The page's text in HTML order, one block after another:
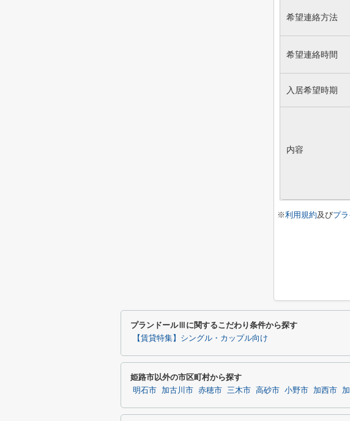
希望連絡方法
希望連絡時間
入居希望時期
内容
※利用規約及びプ
プランドールⅢに関するこだわり条件から探す
【賃貸特集】シングル・カップル向け
姫路市以外の市区町村から探す
明石市 加古川市 赤穂市 三木市 高砂市 小野市 加西市